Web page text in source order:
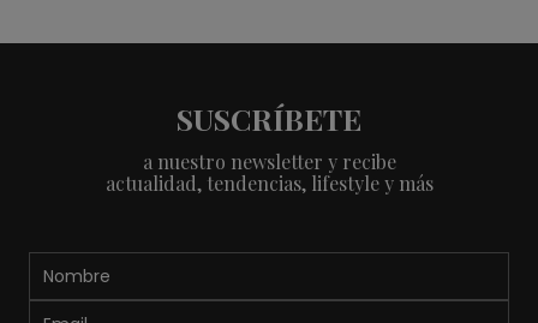
SUSCRÍBETE
a nuestro newsletter y recibe
actualidad, tendencias, lifestyle y más